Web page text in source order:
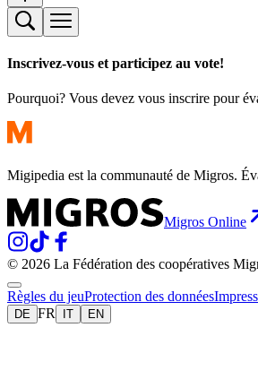
Inscrivez-vous et participez au vote!
Pourquoi? Vous devez vous inscrire pour
Migipedia est la communauté de Migros.
Migros Online
© 2026 La Fédération des coopératives
Règles du jeuProtection des données
DE FR IT EN